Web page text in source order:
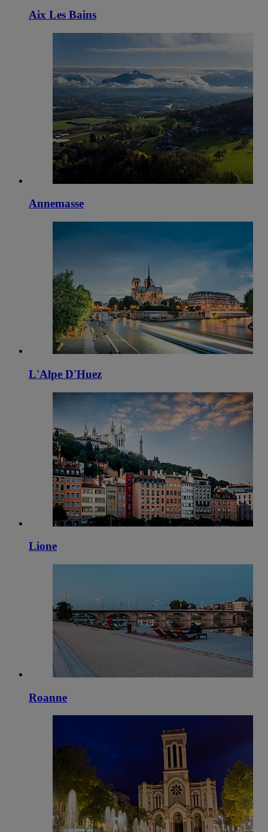
Aix Les Bains
Annemasse
L'Alpe D'Huez
Lione
Roanne